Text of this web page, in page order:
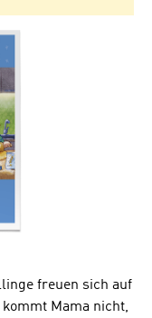
freuen sich auf
Mama nicht,